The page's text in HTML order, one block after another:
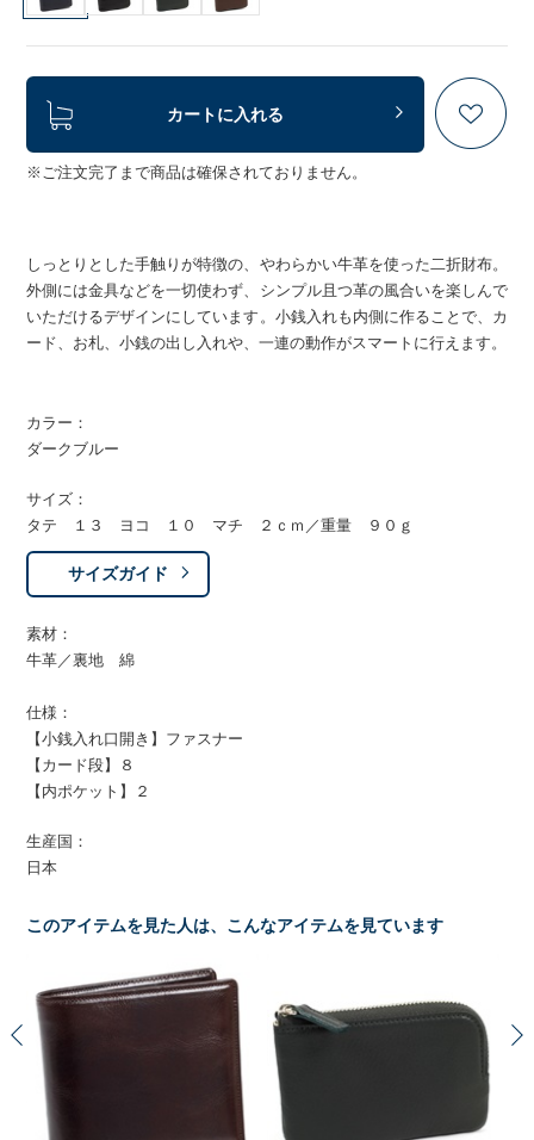
カートに入れる
※ご注文完了まで商品は確保されておりません。
しっとりとした手触りが特徴の、やわらかい牛革を使った二折財布。
外側には金具などを一切使わず、シンプル且つ革の風合いを楽しんで
いただけるデザインにしています。小銭入れも内側に作ることで、カ
ード、お札、小銭の出し入れや、一連の動作がスマートに行えます。
カラー：
ダークブルー
サイズ：
タテ １３ ヨコ １０ マチ ２ｃｍ／重量 ９０ｇ
サイズガイド
素材：
牛革／裏地 綿
仕様：
【小銭入れ口開き】ファスナー
【カード段】８
【内ポケット】２
生産国：
日本
このアイテムを見た人は、こんなアイテムを見ています